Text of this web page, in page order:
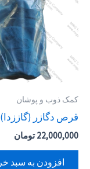
کمک ذوب و پوشان
قرص دگازر (گاززدا)
22,000,000 تومان
افزودن به سبد